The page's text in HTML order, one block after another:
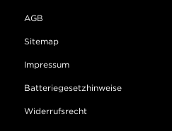
AGB
Sitemap
Impressum
Batteriegesetzhinweise
Widerrufsrecht